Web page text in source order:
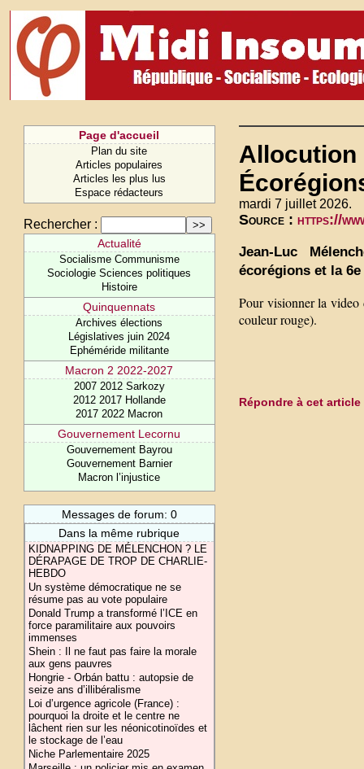
Page d'accueil
Plan du site
Articles populaires
Articles les plus lus
Espace rédacteurs
Rechercher :
Actualité
Socialisme Communisme
Sociologie Sciences politiques
Histoire
Quinquennats
Archives élections
Législatives juin 2024
Ephéméride militante
Macron 2 2022-2027
2007 2012 Sarkozy
2012 2017 Hollande
2017 2022 Macron
Gouvernement Lecornu
Gouvernement Bayrou
Gouvernement Barnier
Macron l’injustice
Messages de forum: 0
Dans la même rubrique
KIDNAPPING DE MÉLENCHON ? LE
DÉRAPAGE DE TROP DE CHARLIE-
HEBDO
Un système démocratique ne se
résume pas au vote populaire
Donald Trump a transformé l’ICE en
force paramilitaire aux pouvoirs
immenses
Shein : Il ne faut pas faire la morale
aux gens pauvres
Hongrie - Orbán battu : autopsie de
seize ans d’illibéralisme
Loi d’urgence agricole (France) :
pourquoi la droite et le centre ne
lâchent rien sur les néonicotinoïdes et
le stockage de l’eau
Niche Parlementaire 2025
Allocution
mardi 7 juillet 2026.
Source : https://
Jean-Luc
écorégions et la
Pour visionner la video
couleur rouge).
Répondre à cet article